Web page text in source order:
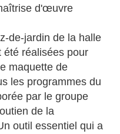
d'œuvre
de-jardin de la halle
été réalisées pour
maquette de
les programmes du
par le groupe
de la
outil essentiel qui a